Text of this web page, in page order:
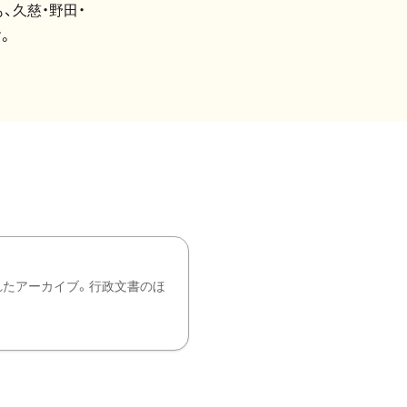
慈・野田・
アーカイブ。行政文書のほ